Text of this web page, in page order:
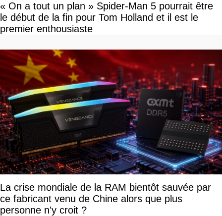
« On a tout un plan » Spider-Man 5 pourrait être
le début de la fin pour Tom Holland et il est le
premier enthousiaste
La crise mondiale de la RAM bientôt sauvée par
ce fabricant venu de Chine alors que plus
personne n'y croit ?